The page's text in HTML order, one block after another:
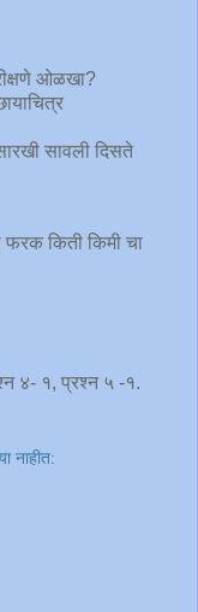
ओळखा?
सावली दिसते
फरक किती किमी चा
४- १, प्रश्न ५ -१.
नाहीत: